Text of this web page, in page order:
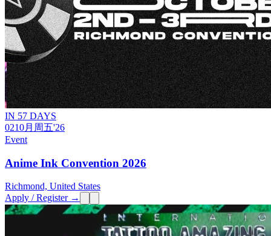
IN 57 DAYS
0210月 周五'26
Event
Anime Ink Convention 2026
Richmond, United States
Apply / Register →